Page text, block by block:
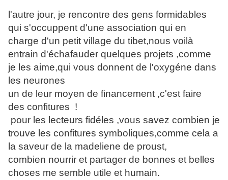
l'autre jour, je rencontre des gens formidables
qui s'occuppent d'une association qui en
charge d'un petit village du tibet,nous voilà
entrain d'échafauder quelques projets ,comme
je les aime,qui vous donnent de l'oxygéne dans
les neurones
un de leur moyen de financement ,c'est faire
des confitures !
pour les lecteurs fidéles ,vous savez combien je
trouve les confitures symboliques,comme cela a
la saveur de la madeliene de proust,
combien nourrir et partager de bonnes et belles
choses me semble utile et humain.